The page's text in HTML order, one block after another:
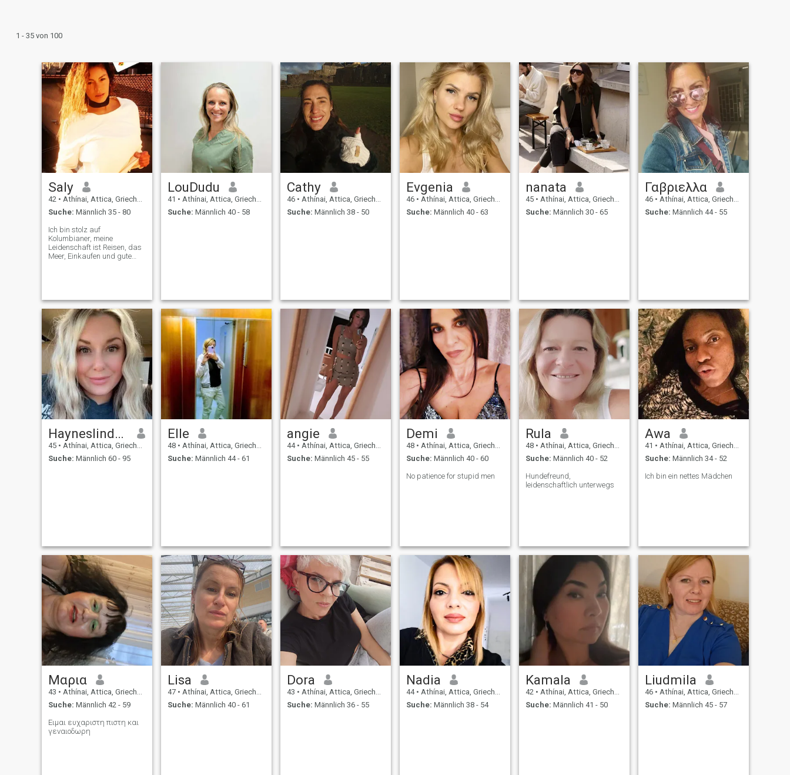
1 - 35 von 100
Saly
42 • Athínai, Attica, Griechenland
Suche: Männlich 35 - 80
Ich bin stolz auf
Kolumbianer, meine
Leidenschaft ist Reisen, das
Meer, Einkaufen und gute
Kommunikation, Kunst und
Kultur sind meine Neugier,
Kreativität und Bedeutung in
Dingen zu finden, wenn Sie
meinen Leidenschaften
ähnlich sind, willkommen
LouDudu
41 • Athínai, Attica, Griechenland
Suche: Männlich 40 - 58
Cathy
46 • Athínai, Attica, Griechenland
Suche: Männlich 38 - 50
Evgenia
46 • Athínai, Attica, Griechenland
Suche: Männlich 40 - 63
nanata
45 • Athínai, Attica, Griechenland
Suche: Männlich 30 - 65
Γαβριελλα
46 • Athínai, Attica, Griechenland
Suche: Männlich 44 - 55
Hayneslindadarlene
45 • Athínai, Attica, Griechenland
Suche: Männlich 60 - 95
Elle
48 • Athínai, Attica, Griechenland
Suche: Männlich 44 - 61
angie
44 • Athínai, Attica, Griechenland
Suche: Männlich 45 - 55
Demi
48 • Athínai, Attica, Griechenland
Suche: Männlich 40 - 60
No patience for stupid men
Rula
48 • Athínai, Attica, Griechenland
Suche: Männlich 40 - 52
Hundefreund,
leidenschaftlich unterwegs
Awa
41 • Athínai, Attica, Griechenland
Suche: Männlich 34 - 52
Ich bin ein nettes Mädchen
Μαρια
43 • Athínai, Attica, Griechenland
Suche: Männlich 42 - 59
Ειμαι ευχαριστη πιστη και
γεναιοδωρη
Lisa
47 • Athínai, Attica, Griechenland
Suche: Männlich 40 - 61
Dora
43 • Athínai, Attica, Griechenland
Suche: Männlich 36 - 55
Nadia
44 • Athínai, Attica, Griechenland
Suche: Männlich 38 - 54
Kamala
42 • Athínai, Attica, Griechenland
Suche: Männlich 41 - 50
Liudmila
46 • Athínai, Attica, Griechenland
Suche: Männlich 45 - 57